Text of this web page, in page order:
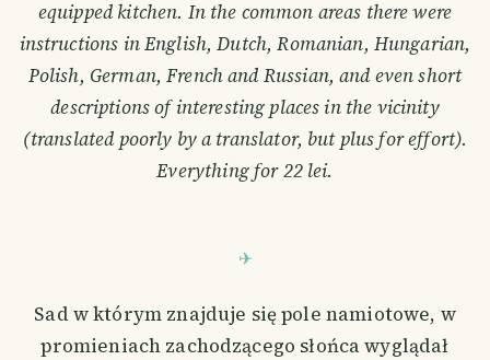
equipped kitchen. In the common areas there were
instructions in English, Dutch, Romanian, Hungarian,
Polish, German, French and Russian, and even short
descriptions of interesting places in the vicinity
(translated poorly by a translator, but plus for effort).
Everything for 22 lei.
Sad w którym znajduje się pole namiotowe, w
promieniach zachodzącego słońca wyglądał